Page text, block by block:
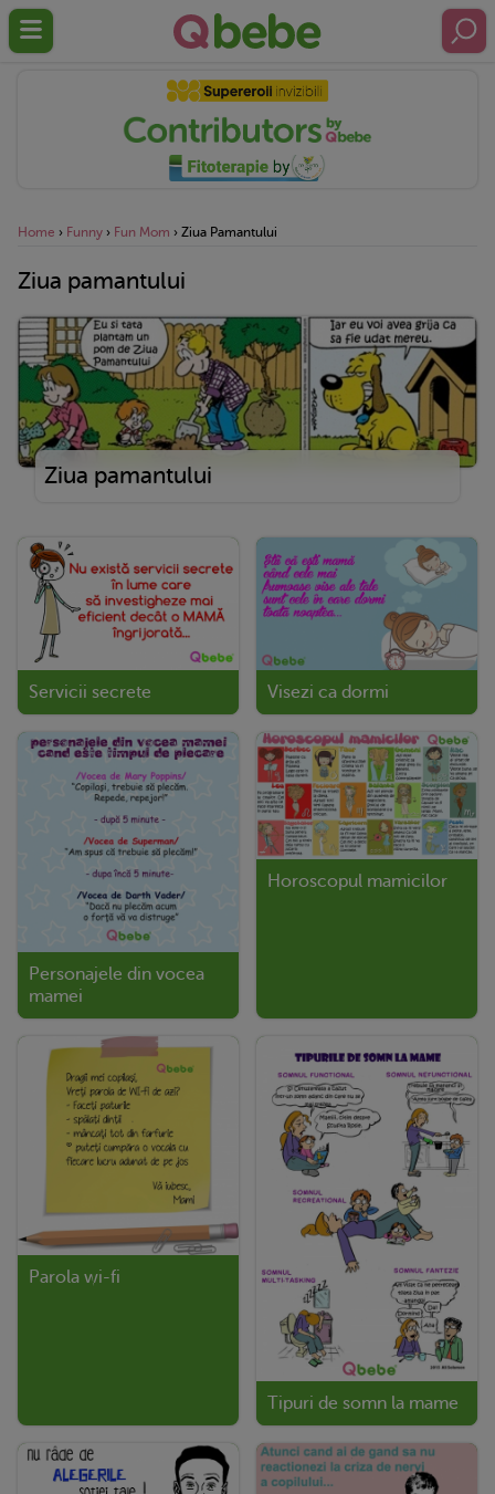
Home › Funny › Fun Mom › Ziua Pamantului
Ziua pamantului
Ziua pamantului
Servicii secrete Visezi ca dormi
Personajele din vocea
mamei
Horoscopul mamicilor
Parola wi-fi
Tipuri de somn la mame